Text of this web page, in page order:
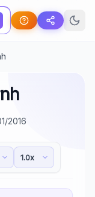
2016